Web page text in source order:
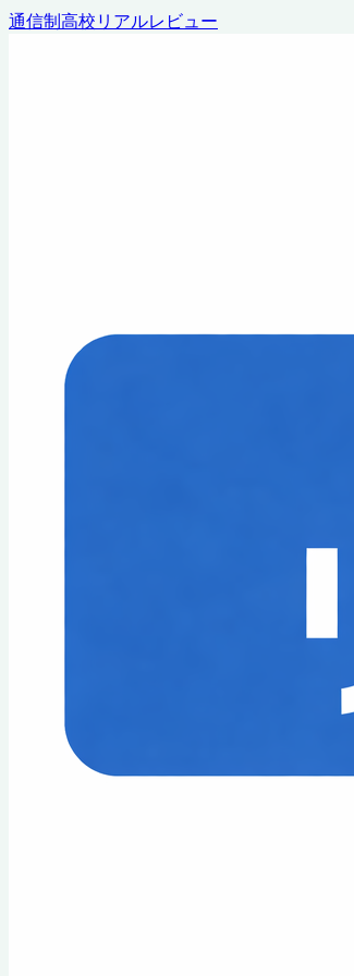
通信制高校リアルレビュー